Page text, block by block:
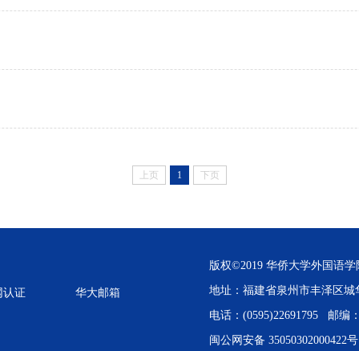
上页 1 下页
认证 华大邮箱
版权©2019 华侨大学外国语学
地址：福建省泉州市丰泽区
电话：(0595)22691795 邮编
闽公网安备